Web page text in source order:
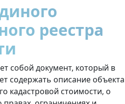
реестра
собой документ, который в
содержать описание объекта
кадастровой стоимости, о